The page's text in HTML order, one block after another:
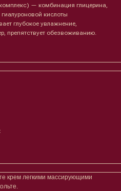
— комбинация глицерина,
кислоты
глубокое увлажнение,
препятствует обезвоживанию.
крем легкими массирующими
для ванны